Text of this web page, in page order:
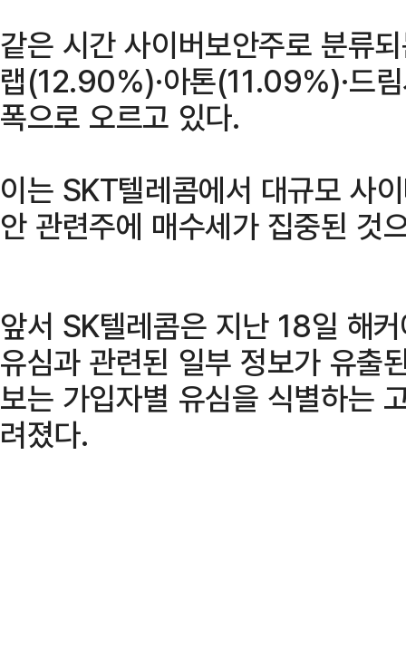
같은 시간 사이버보안주로 분류
랩(12.90%)·아톤(11.09%)·드
폭으로 오르고 있다.
이는 SKT텔레콤에서 대규모 사
안 관련주에 매수세가 집중된 것
앞서 SK텔레콤은 지난 18일 해
유심과 관련된 일부 정보가 유출
보는 가입자별 유심을 식별하는
려졌다.